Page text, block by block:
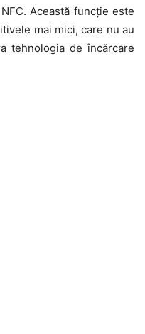
Această funcție este
mai mici, care nu au
tehnologia de încărcare